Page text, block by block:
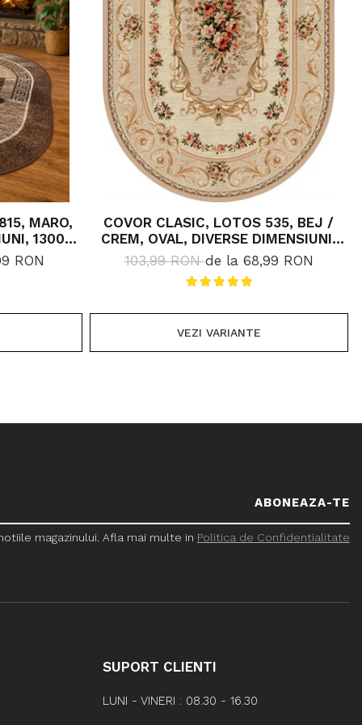
MARO,
1300
RON
COVOR CLASIC, LOTOS 535, BEJ /
CREM, OVAL, DIVERSE DIMENSIUNI,
1800 GR/MP
103,99 RONde la 68,99 RON
VEZI VARIANTE
magazinului. Afla mai multe in Politica de Confidentialitate
SUPORT CLIENTI
LUNI - VINERI : 08.30 - 16.30